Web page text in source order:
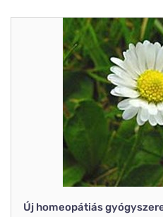
Új homeopátiás